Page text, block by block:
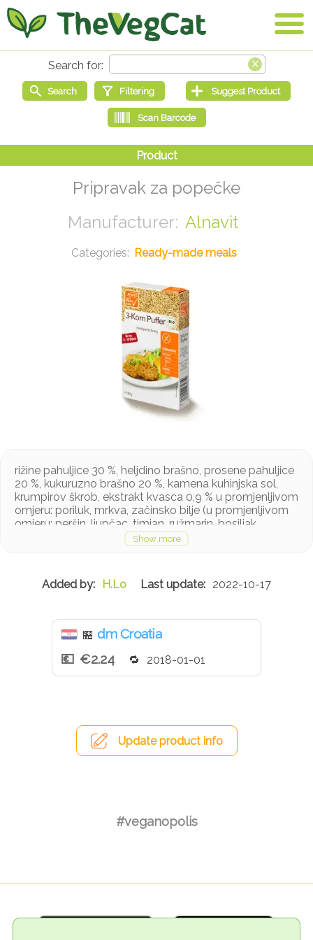
Pripravak za popečke
Alnavit
Ready-made meals
rižine pahuljice 30 %, heljdino brašno, prosene pahuljice
20 %, kukuruzno brašno 20 %, kamena kuhinjska sol,
krumpirov škrob, ekstrakt kvasca 0,9 % u promjenljivom
omjeru: poriluk, mrkva, začinsko bilje (u promjenljivom
omjeru: peršin, ljupčac, timjan, ružmarin, bosiljak,
mažuran, čubar, origano), začini (u promjenjivom obliku:
kurkuma, papar, muškat), luk
soju, lupine, jaja, sezam, sjeme gorušice i celer u
tragovima
H.Lo 2022-10-17
🏪 dm Croatia
€2.24
2018-01-01
Update product info
#veganopolis